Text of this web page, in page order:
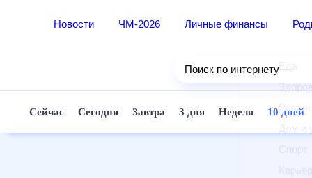
Новости ЧМ-2026 Личные финансы
Поиск по интернету
Сейчас Сегодня Завтра 3 дня Неделя 10